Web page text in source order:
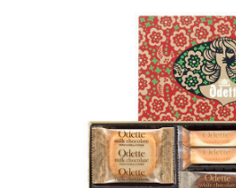
ファヤージュ 12個入
ファヤージュ 16個入
ファヤージュ 20個入
ファヤージュ 32個入
アルカディア 90g入
アルカディア 160g入